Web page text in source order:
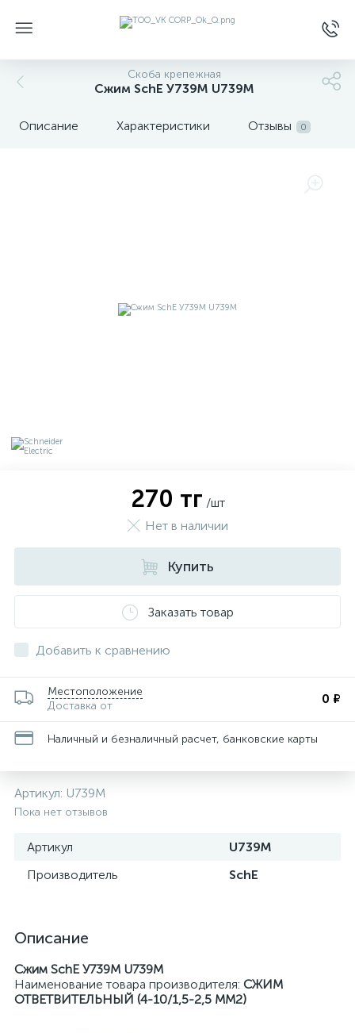
Скоба крепежная
Сжим SchE У739М U739M
Описание Характеристики Отзывы 0
270 тг /шт
Нет в наличии
Купить
Заказать товар
Добавить к сравнению
Местоположение
Доставка от
0 ₽
Наличный и безналичный расчет, банковские карты
Артикул: U739M
Пока нет отзывов
Артикул
U739M
Производитель
SchE
Описание
Сжим SchE У739М U739M
Наименование товара производителя: СЖИМ
ОТВЕТВИТЕЛЬНЫЙ (4-10/1,5-2,5 ММ2)